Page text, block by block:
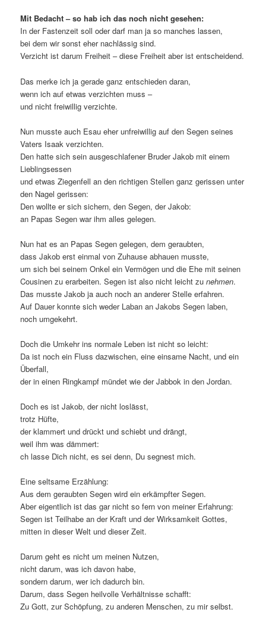
Mit Bedacht – so hab ich das noch nicht gesehen:
In der Fastenzeit soll oder darf man ja so manches lassen,
bei dem wir sonst eher nachlässig sind.
Verzicht ist darum Freiheit – diese Freiheit aber ist entscheidend.
Das merke ich ja gerade ganz entschieden daran,
wenn ich auf etwas verzichten muss –
und nicht freiwillig verzichte.
Nun musste auch Esau eher unfreiwillig auf den Segen seines
Vaters Isaak verzichten.
Den hatte sich sein ausgeschlafener Bruder Jakob mit einem
Lieblingsessen
und etwas Ziegenfell an den richtigen Stellen ganz gerissen unter
den Nagel gerissen:
Den wollte er sich sichern, den Segen, der Jakob:
an Papas Segen war ihm alles gelegen.
Nun hat es an Papas Segen gelegen, dem geraubten,
dass Jakob erst einmal von Zuhause abhauen musste,
um sich bei seinem Onkel ein Vermögen und die Ehe mit seinen
Cousinen zu erarbeiten. Segen ist also nicht leicht zunehmen.
Das musste Jakob ja auch noch an anderer Stelle erfahren.
Auf Dauer konnte sich weder Laban an Jakobs Segen laben,
noch umgekehrt.
Doch die Umkehr ins normale Leben ist nicht so leicht:
Da ist noch ein Fluss dazwischen, eine einsame Nacht, und ein
Überfall,
der in einen Ringkampf mündet wie der Jabbok in den Jordan.
Doch es ist Jakob, der nicht loslässt,
trotz Hüfte,
der klammert und drückt und schiebt und drängt,
weil ihm was dämmert:
ch lasse Dich nicht, es sei denn, Du segnest mich.
Eine seltsame Erzählung:
Aus dem geraubten Segen wird ein erkämpfter Segen.
Aber eigentlich ist das gar nicht so fern von meiner Erfahrung:
Segen ist Teilhabe an der Kraft und der Wirksamkeit Gottes,
mitten in dieser Welt und dieser Zeit.
Darum geht es nicht um meinen Nutzen,
nicht darum, was ich davon habe,
sondern darum, wer ich dadurch bin.
Darum, dass Segen heilvolle Verhältnisse schafft:
Zu Gott, zur Schöpfung, zu anderen Menschen, zu mir selbst.